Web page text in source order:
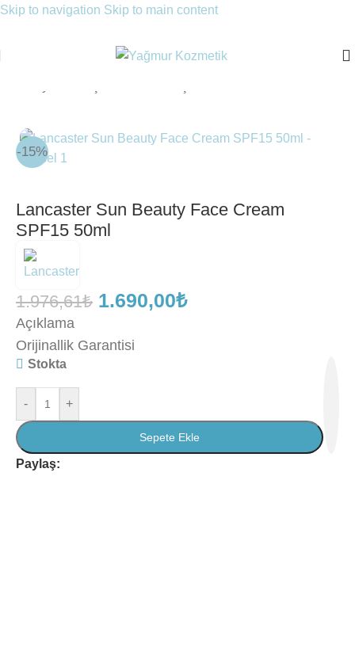
Skip to navigation Skip to main content
-15%
Lancaster Sun Beauty Face Cream
SPF15 50ml
1.976,61₺ 1.690,00₺
Açıklama
Orijinallik Garantisi
Stokta
- +
Sepete Ekle
Paylaş: